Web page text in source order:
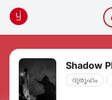
Shadow
ദുരൂഹം